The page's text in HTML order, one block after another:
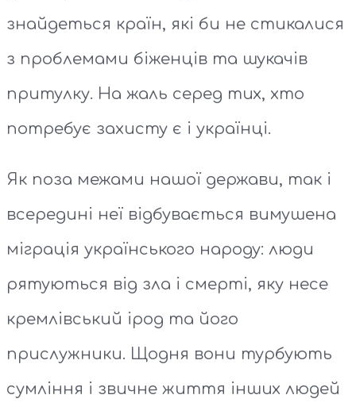
знайдеться країн, які би не стикалися
з проблемами біженців та шукачів
притулку. На жаль серед тих, хто
потребує захисту є і українці.
Як поза межами нашої держави, так і
всередині неї відбувається вимушена
міграція українського народу: люди
рятуються від зла і смерті, яку несе
кремлівський ірод та його
прислужники. Щодня вони турбують
сумління і звичне життя інших людей